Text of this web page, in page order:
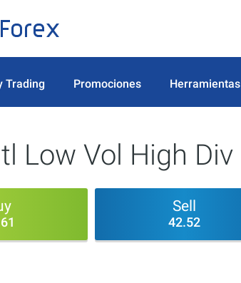
Trading Promociones Herramientas
Low Vol High Div
Sell
42.52